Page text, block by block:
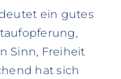
ein gutes
Sinn, Freiheit
hat sich